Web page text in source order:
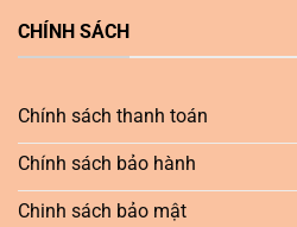
CHÍNH SÁCH
Chính sách thanh toán
Chính sách bảo hành
Chinh sách bảo mật